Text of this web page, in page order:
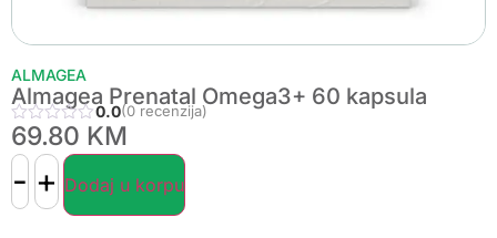
ALMAGEA
Almagea Prenatal Omega3+ 60 kapsula
0.0(0 recenzija)
69.80 KM
- + Dodaj u korpu